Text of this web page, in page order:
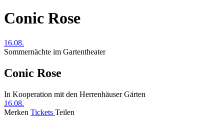
Conic Rose
16.08.
Sommernächte im Gartentheater
Conic Rose
In Kooperation mit den Herrenhäuser Gärten
16.08.
Merken Tickets Teilen